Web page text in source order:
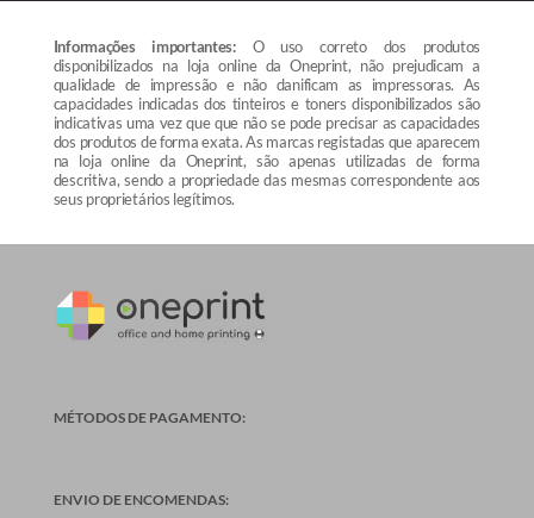
Informações importantes: O uso correto dos produtos
disponibilizados na loja online da Oneprint, não prejudicam a
qualidade de impressão e não danificam as impressoras. As
capacidades indicadas dos tinteiros e toners disponibilizados são
indicativas uma vez que que não se pode precisar as capacidades
dos produtos de forma exata. As marcas registadas que aparecem
na loja online da Oneprint, são apenas utilizadas de forma
descritiva, sendo a propriedade das mesmas correspondente aos
seus proprietários legítimos.
MÉTODOS DE PAGAMENTO:
ENVIO DE ENCOMENDAS: